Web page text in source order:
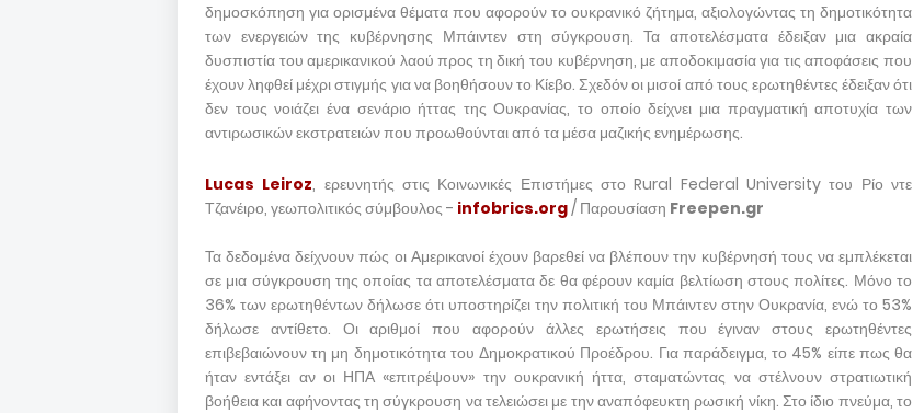
δημοσκόπηση για ορισμένα θέματα που αφορούν το ουκρανικό ζήτημα, αξιολογώντας τη δημοτικότητα
των ενεργειών της κυβέρνησης Μπάιντεν στη σύγκρουση. Τα αποτελέσματα έδειξαν μια ακραία
δυσπιστία του αμερικανικού λαού προς τη δική του κυβέρνηση, με αποδοκιμασία για τις αποφάσεις που
έχουν ληφθεί μέχρι στιγμής για να βοηθήσουν το Κίεβο. Σχεδόν οι μισοί από τους ερωτηθέντες έδειξαν ότι
δεν τους νοιάζει ένα σενάριο ήττας της Ουκρανίας, το οποίο δείχνει μια πραγματική αποτυχία των
αντιρωσικών εκστρατειών που προωθούνται από τα μέσα μαζικής ενημέρωσης.
Lucas Leiroz, ερευνητής στις Κοινωνικές Επιστήμες στο Rural Federal University του Ρίο ντε
Τζανέιρο, γεωπολιτικός σύμβουλος - infobrics.org/ Παρουσίαση Freepen.gr
Τα δεδομένα δείχνουν πώς οι Αμερικανοί έχουν βαρεθεί να βλέπουν την κυβέρνησή τους να εμπλέκεται
σε μια σύγκρουση της οποίας τα αποτελέσματα δε θα φέρουν καμία βελτίωση στους πολίτες. Μόνο το
36% των ερωτηθέντων δήλωσε ότι υποστηρίζει την πολιτική του Μπάιντεν στην Ουκρανία, ενώ το 53%
δήλωσε αντίθετο. Οι αριθμοί που αφορούν άλλες ερωτήσεις που έγιναν στους ερωτηθέντες
επιβεβαιώνουν τη μη δημοτικότητα του Δημοκρατικού Προέδρου. Για παράδειγμα, το 45% είπε πως θα
ήταν εντάξει αν οι ΗΠΑ «επιτρέψουν» την ουκρανική ήττα, σταματώντας να στέλνουν στρατιωτική
βοήθεια και αφήνοντας τη σύγκρουση να τελειώσει με την αναπόφευκτη ρωσική νίκη. Στο ίδιο πνεύμα, το